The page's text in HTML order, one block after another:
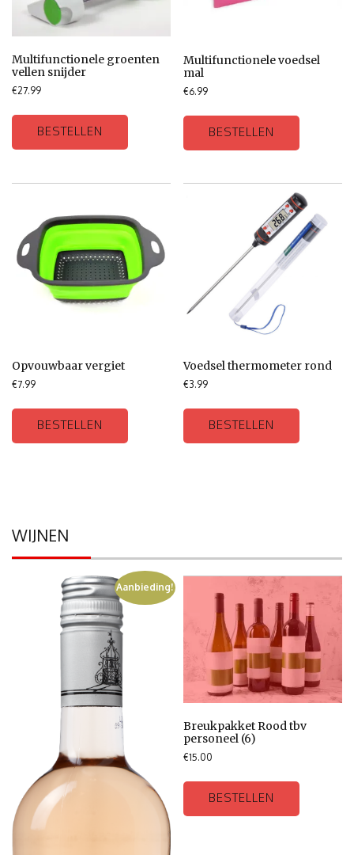
Multifunctionele groenten
vellen snijder
€27.99
BESTELLEN
Multifunctionele voedsel
mal
€6.99
BESTELLEN
Opvouwbaar vergiet
€7.99
BESTELLEN
Voedsel thermometer rond
€3.99
BESTELLEN
WIJNEN
Aanbieding!
Breukpakket Rood tbv
personeel (6)
€15.00
BESTELLEN